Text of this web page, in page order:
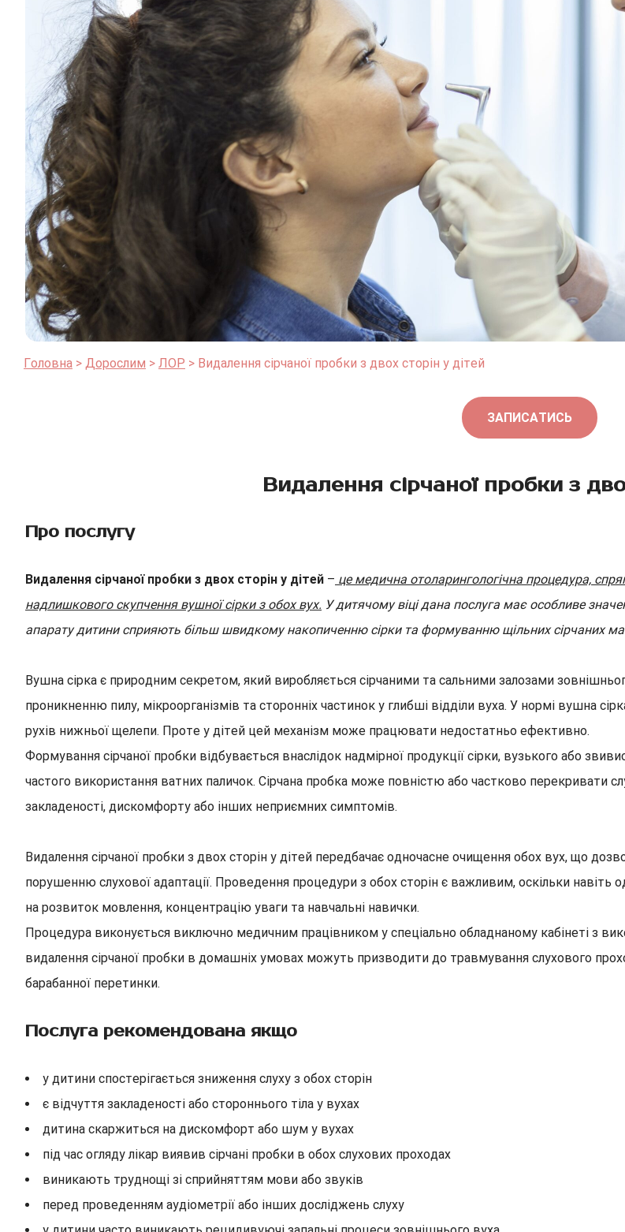
Головна Дорослим ЛОР Видалення сірчаної пробки з двох сторін у дітей
ЗАПИСАТИСЬ
Видалення сірчаної пробки з
Про послугу
Видалення сірчаної пробки з двох сторін у дітей – це медична отоларингологічна процедура,
надлишкового скупчення вушної сірки з обох вух. У дитячому віці дана послуга має особливе
апарату дитини сприяють більш швидкому накопиченню сірки та формуванню щільних сірчаних
Вушна сірка є природним секретом, який виробляється сірчаними та сальними залозами
проникненню пилу, мікроорганізмів та сторонніх частинок у глибші відділи вуха. У нормі вушна
рухів нижньої щелепи. Проте у дітей цей механізм може працювати недостатньо ефективно.
Формування сірчаної пробки відбувається внаслідок надмірної продукції сірки, вузького або
частого використання ватних паличок. Сірчана пробка може повністю або частково перекривати
закладеності, дискомфорту або інших неприємних симптомів.
Видалення сірчаної пробки з двох сторін у дітей передбачає одночасне очищення обох вух, що
порушенню слухової адаптації. Проведення процедури з обох сторін є важливим, оскільки
на розвиток мовлення, концентрацію уваги та навчальні навички.
Процедура виконується виключно медичним працівником у спеціально обладнаному кабінеті з
видалення сірчаної пробки в домашніх умовах можуть призводити до травмування слухового
барабанної перетинки.
Послуга рекомендована якщо
у дитини спостерігається зниження слуху з обох сторін
є відчуття закладеності або стороннього тіла у вухах
дитина скаржиться на дискомфорт або шум у вухах
під час огляду лікар виявив сірчані пробки в обох слухових проходах
виникають труднощі зі сприйняттям мови або звуків
перед проведенням аудіометрії або інших досліджень слуху